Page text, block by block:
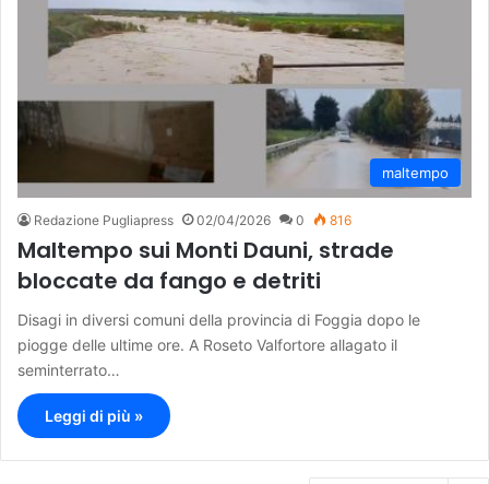
maltempo
Redazione Pugliapress 02/04/2026 0 816
Maltempo sui Monti Dauni, strade
bloccate da fango e detriti
Disagi in diversi comuni della provincia di Foggia dopo le
piogge delle ultime ore. A Roseto Valfortore allagato il
seminterrato…
Leggi di più »